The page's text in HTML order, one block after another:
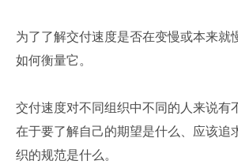
为了了解交付速度是否在变慢或本来就
如何衡量它。
交付速度对不同组织中不同的人来说有
在于要了解自己的期望是什么、应该追
织的规范是什么。